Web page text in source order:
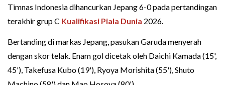
Timnas Indonesia dihancurkan Jepang 6-0 pada pertandingan
terakhir grup C Kualifikasi Piala Dunia 2026.
Bertanding di markas Jepang, pasukan Garuda menyerah
dengan skor telak. Enam gol dicetak oleh Daichi Kamada (15',
45'), Takefusa Kubo (19'), Ryoya Morishita (55'), Shuto